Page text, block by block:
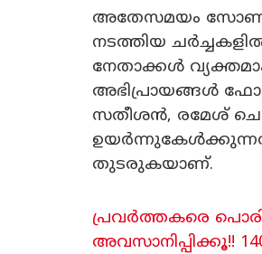
അതേസമയം
നടത്തിയ
നേതാക്കൾ
അഭിപ്രായങ്ങൾ
സതീശൻ, രമേശ്
തുടരുകയാണ്.
പ്രവർത്തകരെ
അവസാനിപ്പിക്കൂ!!